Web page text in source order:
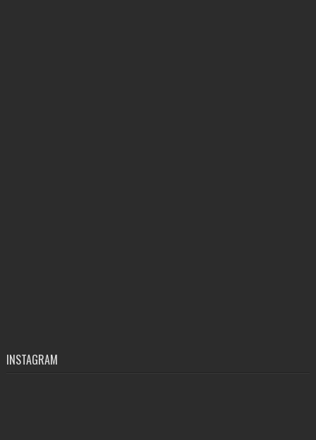
INSTAGRAM